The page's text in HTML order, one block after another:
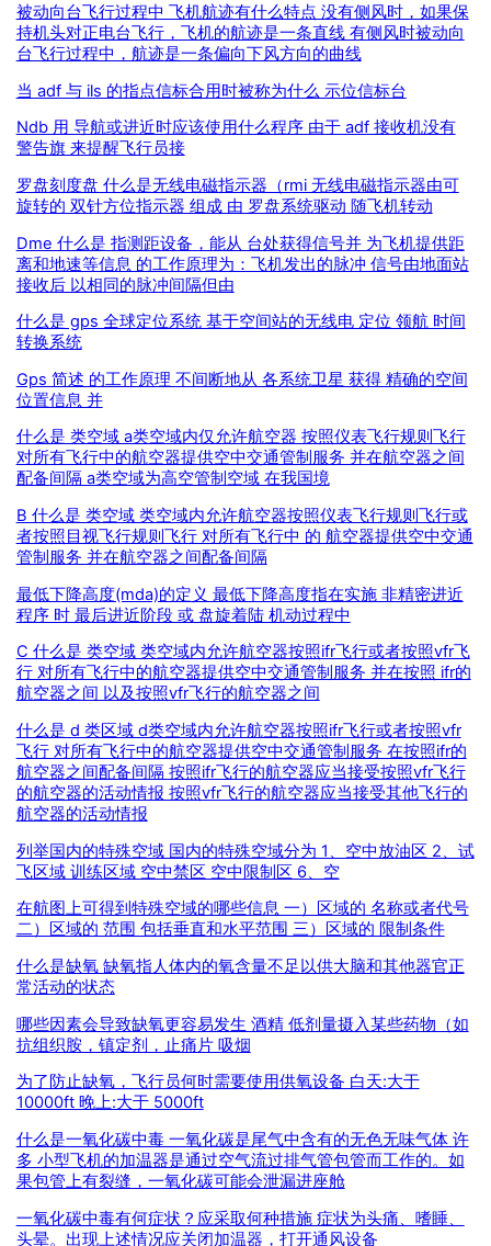
被动向台飞行过程中 飞机航迹有什么特点 没有侧风时，如果保
持机头对正电台飞行，飞机的航迹是一条直线 有侧风时被动向
台飞行过程中，航迹是一条偏向下风方向的曲线
当 adf 与 ils 的指点信标合用时被称为什么 示位信标台
Ndb 用 导航或进近时应该使用什么程序 由于 adf 接收机没有
警告旗 来提醒飞行员接
罗盘刻度盘 什么是无线电磁指示器（rmi 无线电磁指示器由可
旋转的 双针方位指示器 组成 由 罗盘系统驱动 随飞机转动
Dme 什么是 指测距设备，能从 台处获得信号并 为飞机提供距
离和地速等信息 的工作原理为：飞机发出的脉冲 信号由地面站
接收后 以相同的脉冲间隔但由
什么是 gps 全球定位系统 基于空间站的无线电 定位 领航 时间
转换系统
Gps 简述 的工作原理 不间断地从 各系统卫星 获得 精确的空间
位置信息 并
什么是 类空域 a类空域内仅允许航空器 按照仪表飞行规则飞行
对所有飞行中的航空器提供空中交通管制服务 并在航空器之间
配备间隔 a类空域为高空管制空域 在我国境
B 什么是 类空域 类空域内允许航空器按照仪表飞行规则飞行或
者按照目视飞行规则飞行 对所有飞行中 的 航空器提供空中交通
管制服务 并在航空器之间配备间隔
最低下降高度(mda)的定义 最低下降高度指在实施 非精密进近
程序 时 最后进近阶段 或 盘旋着陆 机动过程中
C 什么是 类空域 类空域内允许航空器按照ifr飞行或者按照vfr飞
行 对所有飞行中的航空器提供空中交通管制服务 并在按照 ifr的
航空器之间 以及按照vfr飞行的航空器之间
什么是 d 类区域 d类空域内允许航空器按照ifr飞行或者按照vfr
飞行 对所有飞行中的航空器提供空中交通管制服务 在按照ifr的
航空器之间配备间隔 按照ifr飞行的航空器应当接受按照vfr飞行
的航空器的活动情报 按照vfr飞行的航空器应当接受其他飞行的
航空器的活动情报
列举国内的特殊空域 国内的特殊空域分为 1、空中放油区 2、试
飞区域 训练区域 空中禁区 空中限制区 6、空
在航图上可得到特殊空域的哪些信息 一）区域的 名称或者代号
二）区域的 范围 包括垂直和水平范围 三）区域的 限制条件
什么是缺氧 缺氧指人体内的氧含量不足以供大脑和其他器官正
常活动的状态
哪些因素会导致缺氧更容易发生 酒精 低剂量摄入某些药物（如
抗组织胺，镇定剂，止痛片 吸烟
为了防止缺氧，飞行员何时需要使用供氧设备 白天:大于
10000ft 晚上:大于 5000ft
什么是一氧化碳中毒 一氧化碳是尾气中含有的无色无味气体 许
多 小型飞机的加温器是通过空气流过排气管包管而工作的。如
果包管上有裂缝，一氧化碳可能会泄漏进座舱
一氧化碳中毒有何症状？应采取何种措施 症状为头痛、嗜睡、
头晕。出现上述情况应关闭加温器，打开通风设备